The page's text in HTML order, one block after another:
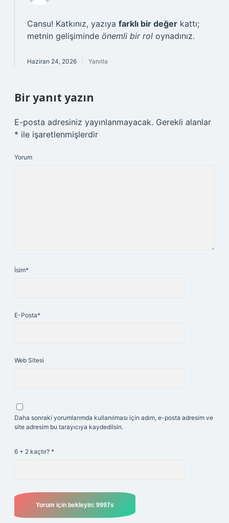
Cansu! Katkınız, yazıya farklı bir değer kattı;
metnin gelişiminde önemli bir rol oynadınız.
Haziran 24, 2026 Yanıtla
Bir yanıt yazın
E-posta adresiniz yayınlanmayacak. Gerekli alanlar
* ile işaretlenmişlerdir
Yorum
İsim*
E-Posta*
Web Sitesi
Daha sonraki yorumlarımda kullanılması için adım, e-posta adresim ve
site adresim bu tarayıcıya kaydedilsin.
6 + 2 kaçtır? *